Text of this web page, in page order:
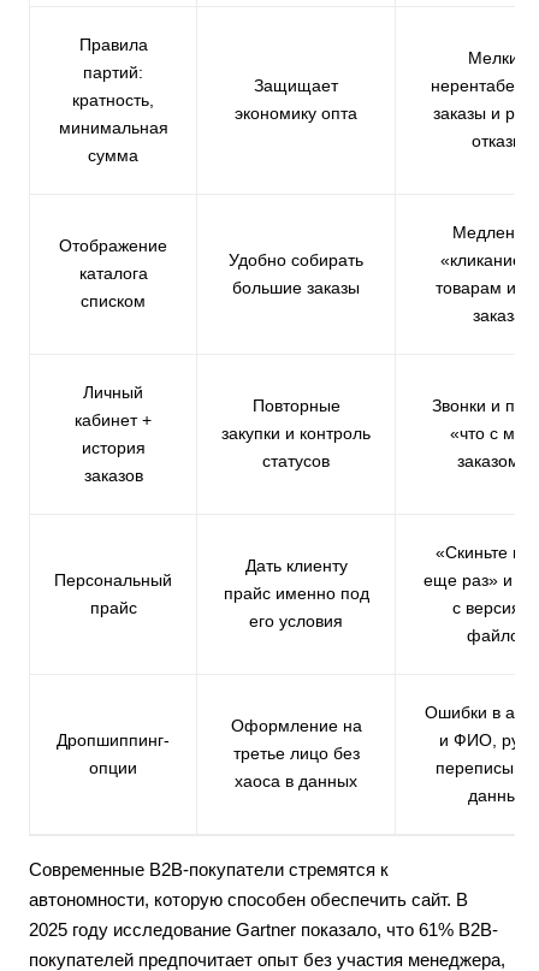
Правила
партий:
кратность,
минимальная
сумма
Защищает
экономику опта
Мелкие
заказы и
отказы
Отображение
каталога
списком
Удобно собирать
большие заказы
«кликание»
товарам и
заказа
Личный
кабинет +
история
заказов
Повторные
закупки и контроль
статусов
Звонки и
«что с
заказом?»
Персональный
прайс
Дать клиенту
прайс именно под
его условия
«Скиньте
еще раз» и
с
файлов
Дропшиппинг-
опции
Оформление на
третье лицо без
хаоса в данных
Ошибки в
и ФИО,
данных
Современные B2B-покупатели стремятся к
автономности, которую способен обеспечить сайт. В
2025 году исследование Gartner показало, что 61% B2B-
покупателей предпочитает опыт без участия менеджера,